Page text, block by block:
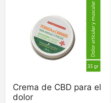
Crema de CBD para el
dolor